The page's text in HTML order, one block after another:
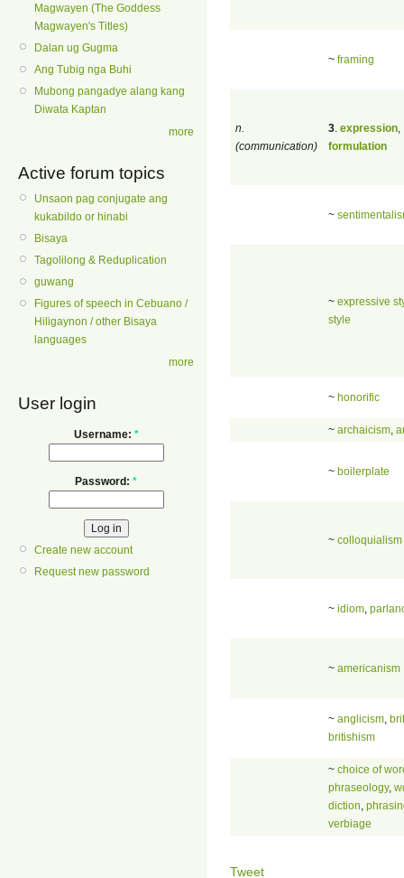
Magwayen (The Goddess
Magwayen's Titles)
Dalan ug Gugma
Ang Tubig nga Buhi
Mubong pangadye alang kang
Diwata Kaptan
more
Active forum topics
Unsaon pag conjugate ang
kukabildo or hinabi
Bisaya
Tagolilong & Reduplication
guwang
Figures of speech in Cebuano /
Hiligaynon / other Bisaya
languages
more
User login
Username: *
Password: *
Create new account
Request new password
~ framing
n.
(communication)
3 expression
formulation
~
~ expressive
style
~ honorific
~ archaicism
~ boilerplate
~ colloquialism
~ idiom
~ americanism
~ anglicism
britishism
~ choice of
phraseology,
diction
verbiage
Tweet